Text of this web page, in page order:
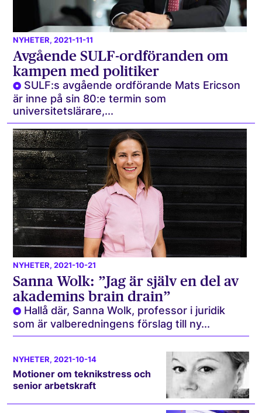
NYHETER, 2021-11-11
Avgående SULF-ordföranden om
kampen med politiker
SULF:s avgående ordförande Mats Ericson
är inne på sin 80:e termin som
universitetslärare,...
NYHETER, 2021-10-21
Sanna Wolk: ”Jag är själv en del av
akademins brain drain”
Hallå där, Sanna Wolk, professor i juridik
som är valberedningens förslag till ny...
NYHETER, 2021-10-14
Motioner om teknikstress och
senior arbetskraft